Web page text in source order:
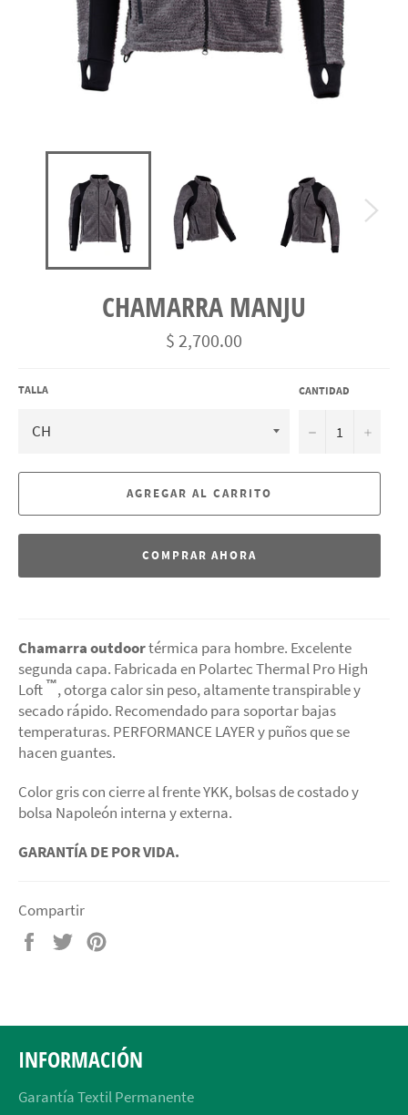
CHAMARRA MANJU
Precio
habitual
$ 2,700.00
TALLA CANTIDAD
− +
AGREGAR AL CARRITO
COMPRAR AHORA
Chamarra outdoortérmica para hombre. Excelente
segunda capa. Fabricada en Polartec Thermal Pro High
Loft™, otorga calor sin peso, altamente transpirable y
secado rápido. Recomendado para soportar bajas
temperaturas. PERFORMANCE LAYER y puños que se
hacen guantes.
Color gris con cierre al frente YKK, bolsas de costado y
bolsa Napoleón interna y externa.
GARANTÍA DE POR VIDA.
Compartir
Compartir
Tuitear
INFORMACIÓN
Garantía Textil Permanente